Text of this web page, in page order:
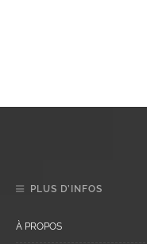
PLUS D’INFOS
À PROPOS